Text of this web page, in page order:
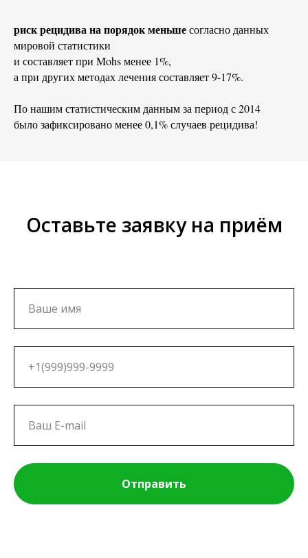
риск рецидива на порядок меньшесогласно данных
мировой статистики
и составляет при Mohs менее 1%,
а при других методах лечения составляет 9-17%.
По нашим статистическим данным за период с 2014
было зафиксировано менее 0,1% случаев рецидива!
Оставьте заявку на приём
Отправить